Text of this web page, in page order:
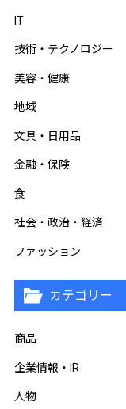
IT
技術・テクノロジー
美容・健康
地域
文具・日用品
金融・保険
食
社会・政治・経済
ファッション
カテゴリー
商品
企業情報・IR
人物